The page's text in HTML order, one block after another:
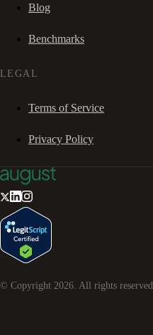
Blog
Benchmarks
LEGAL
Terms of Service
Privacy Policy
© Copyright 2026 . All rights reserved.